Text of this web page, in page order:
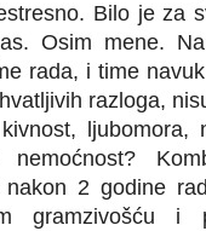
Bilo je za
Osim mene.
rada, i time
razloga,
ljubomora,
2 godine
gramzivošću i